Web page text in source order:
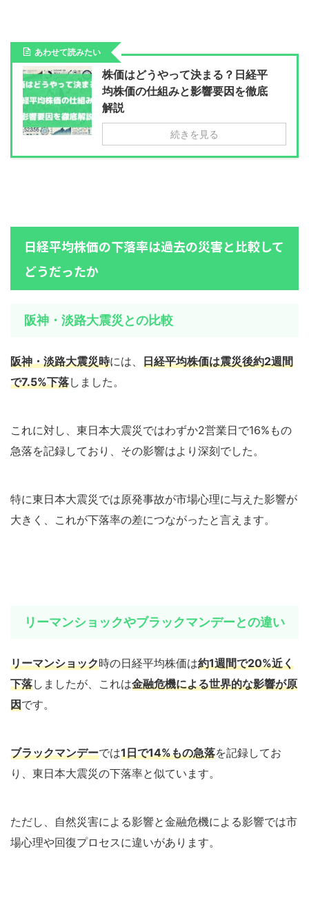
あわせて読みたい
株価はどうやって決まる？日経平
均株価の仕組みと影響要因を徹底
解説
続きを見る
日経平均株価の下落率は過去の災害と比較して
どうだったか
阪神・淡路大震災との比較
阪神・淡路大震災時には、 日経平均株価は震災後約2週間
で7.5%下落しました。
これに対し、東日本大震災ではわずか2営業日で16%もの
急落を記録しており、その影響はより深刻でした。
特に東日本大震災では原発事故が市場心理に与えた影響が
大きく、これが下落率の差につながったと言えます。
リーマンショックやブラックマンデーとの違い
リーマンショック時の日経平均株価は約1週間で20%近く
下落しましたが、これは金融危機による世界的な影響が原
因です。
ブラックマンデーでは1日で14%もの急落を記録してお
り、東日本大震災の下落率と似ています。
ただし、自然災害による影響と金融危機による影響では市
場心理や回復プロセスに違いがあります。